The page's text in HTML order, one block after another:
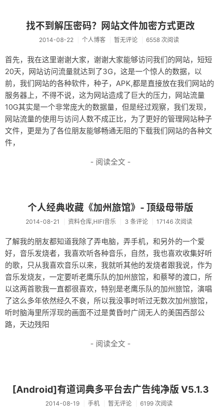
找不到解压密码？网站文件加密方式更改
2014-08-22 个人博客 暂无评论 6558 次阅读
首先，我在这里谢谢大家，谢谢大家能够访问我们的网站，短短
20天，网站访问流量就达到了3G，这是一个惊人的数据，以
前，我们网站的各种软件，种子，APK,都是直接放在我们网站的
服务器上，不得不说，这为网站造成了巨大的压力，网站流量
10G其实是一个非常庞大的数据量，但是经过观察，我们发现，
网站流量的使用与访问人数不成正比，为了更好的管理网站种子
文件，更是为了各位朋友能够畅通无阻的下载我们网站的各种文
件，
- 阅读全文 -
个人经典收藏《加州旅馆》- 顶级母带版
2014-08-21 资料仓库,HIFI音乐 3 条评论 17146 次阅读
了解我的朋友都知道我除了弄电脑，弄手机，和另外的一个爱
好，音乐发烧者，我喜欢听各种音乐，自然，我也喜欢收集好听
的歌，只从我喜欢音乐以来，我就听其他的发烧者跟我说，作为
音乐发烧友，一定要听老鹰乐队的加州旅馆，和蔡琴的渡口，所
以这两首歌我一直都很喜欢，特别是老鹰乐队的加州旅馆，演唱
了这么多年依然经久不衰，所以我没事时听过无数次加州旅馆，
听时脑海里所浮现的画面不过是黄昏时广阔无人的美国西部公
路，天边残阳
- 阅读全文 -
[Android]有道词典多平台去广告纯净版 V5.1.3
2014-08-19 手机 暂无评论 6199 次阅读